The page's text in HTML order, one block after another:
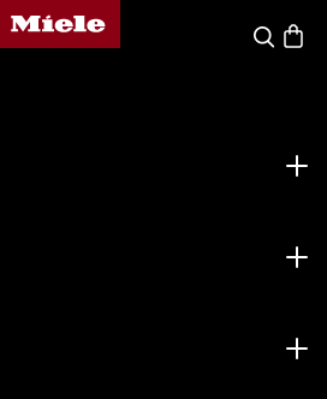
Domovská stránka spoločnosti Miele
Hľadať